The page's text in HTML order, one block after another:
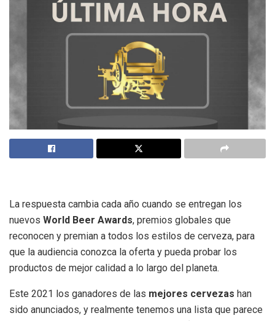
La respuesta cambia cada año cuando se entregan los
nuevos World Beer Awards, premios globales que
reconocen y premian a todos los estilos de cerveza, para
que la audiencia conozca la oferta y pueda probar los
productos de mejor calidad a lo largo del planeta.
Este 2021 los ganadores de las mejores cervezas han
sido anunciados, y realmente tenemos una lista que parece